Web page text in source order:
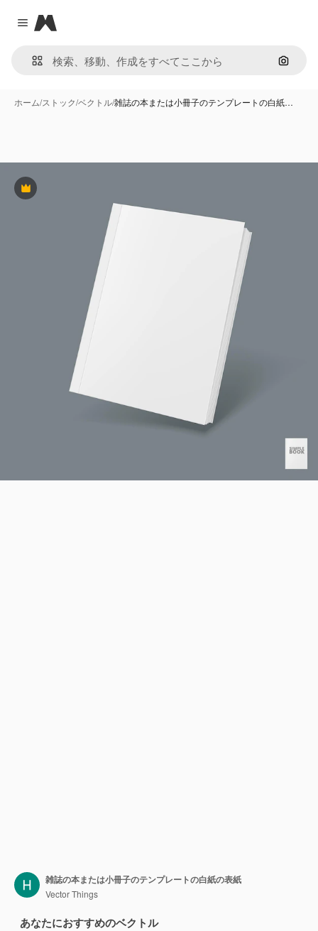
Close menu
Magnific
画像で
ホーム/ストック/ベクトル/雑誌の本または小冊子のテンプレートの白紙…
Premium
雑誌の本または小冊子のテンプレートの白紙の表紙
Vector Things
あなたにおすすめのベクトル